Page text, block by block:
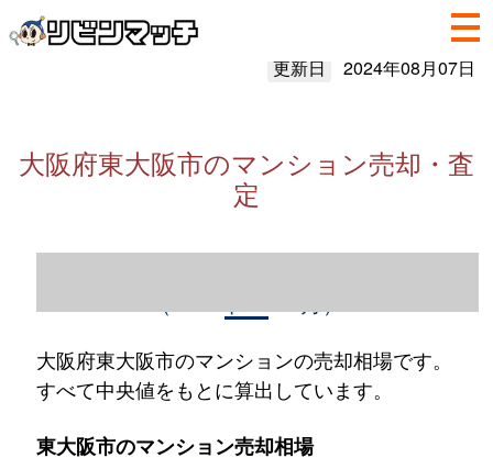
更新日 2024年08月07日
大阪府東大阪市のマンション売却・査
定
大阪府東大阪市のマンションの売却相場です。
すべて中央値をもとに算出しています。
東大阪市のマンション売却相場